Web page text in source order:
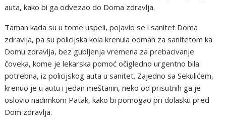
auta, kako bi ga odvezao do Doma zdravlja.
Taman kada su u tome uspeli, pojavio se i sanitet Doma
zdravlja, pa su policijska kola krenula odmah za sanitetom ka
Domu zdravlja, bez gubljenja vremena za prebacivanje
čoveka, kome je lekarska pomoć očigledno urgentno bila
potrebna, iz policijskog auta u sanitet. Zajedno sa Sekulićem,
krenuo je u autu i jedan meštanin, neko od prisutnih ga je
oslovio nadimkom Patak, kako bi pomogao pri dolasku pred
Dom zdravlja.